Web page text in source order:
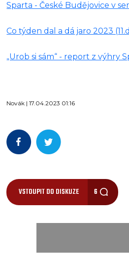
Sparta - České Budějovice v
Co týden dal a dá jaro 2023
„Urob si sám“ - report z výhry
Novák | 17.04.2023 01:16
VSTOUPIT DO DISKUZE 6